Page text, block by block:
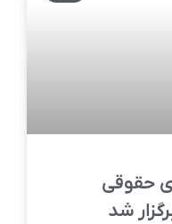
حقوقی
شد